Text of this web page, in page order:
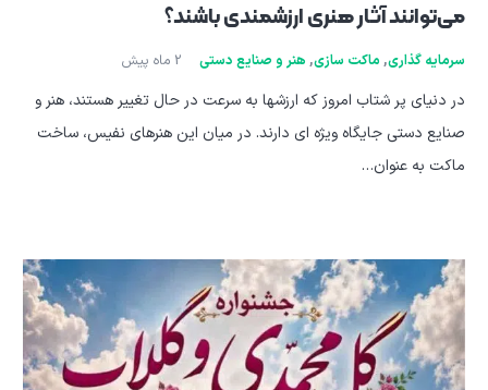
می‌توانند آثار هنری ارزشمندی باشند؟
سرمایه گذاری, ماکت سازی, هنر و صنایع دستی 2 ماه پیش
در دنیای پر شتاب امروز که ارزشها به سرعت در حال تغییر هستند، هنر و
صنایع دستی جایگاه ویژه ای دارند. در میان این هنرهای نفیس، ساخت
ماکت به عنوان…